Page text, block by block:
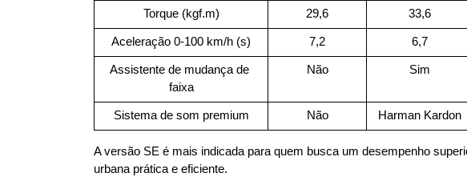
Torque (kgf.m) 29,6 33,6
Aceleração 0-100 km/h (s) 7,2 6,7
Assistente de mudança de
faixa
Não Sim
Sistema de som premium Não Harman Kardon
A versão SE é mais indicada para quem busca um desempenho
urbana prática e eficiente.